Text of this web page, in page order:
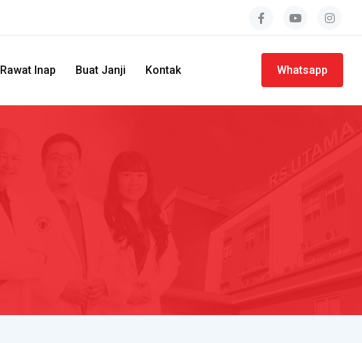
Rawat Inap Buat Janji Kontak Whatsapp